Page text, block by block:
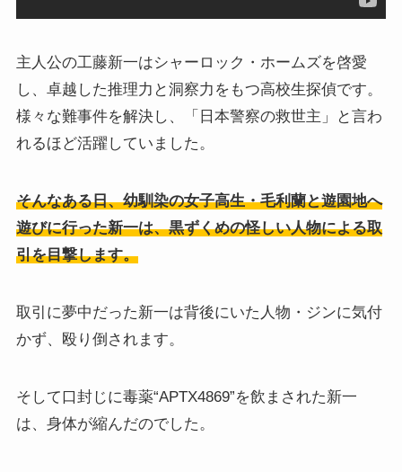
主人公の工藤新一はシャーロック・ホームズを啓愛
し、卓越した推理力と洞察力をもつ高校生探偵です。
様々な難事件を解決し、「日本警察の救世主」と言わ
れるほど活躍していました。
そんなある日、幼馴染の女子高生・毛利蘭と遊園地へ
遊びに行った新一は、黒ずくめの怪しい人物による取
引を目撃します。
取引に夢中だった新一は背後にいた人物・ジンに気付
かず、殴り倒されます。
そして口封じに毒薬“APTX4869”を飲まされた新一
は、身体が縮んだのでした。